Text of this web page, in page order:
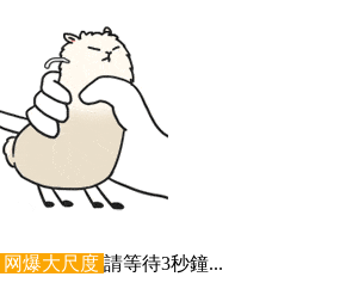
网爆大尺度 請等待3秒鐘...